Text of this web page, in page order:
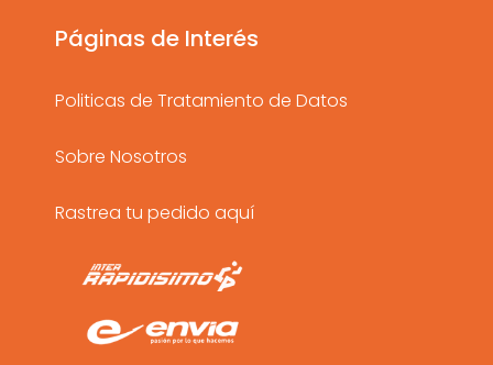
a
m
k
Páginas de Interés
Politicas de Tratamiento de Datos
Sobre Nosotros
Rastrea tu pedido aquí